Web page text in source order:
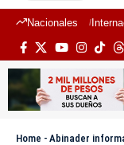
Nacionales
Home - Abinader informa DNCD ha